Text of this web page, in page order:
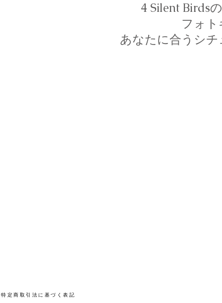
4 Silent Birds
フォ
あなたに合うシ
​特定商取引法に基づく表記